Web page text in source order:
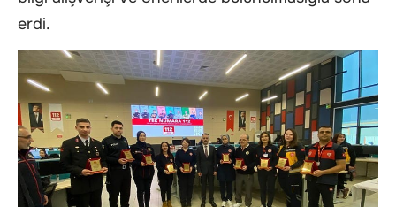
erdi.